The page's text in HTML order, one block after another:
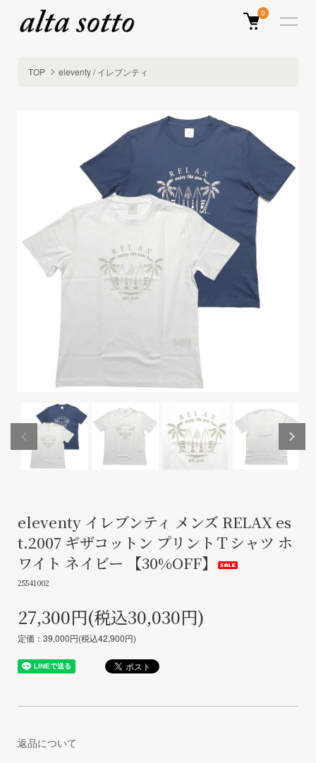
0
TOP eleventy / イレブンティ
eleventy イレブンティ メンズ RELAX es
t.2007 ギザコットン プリントＴシャツ ホ
ワイト ネイビー 【30%OFF】
25541002
27,300円(税込30,030円)
定価：39,000円(税込42,900円)
返品について